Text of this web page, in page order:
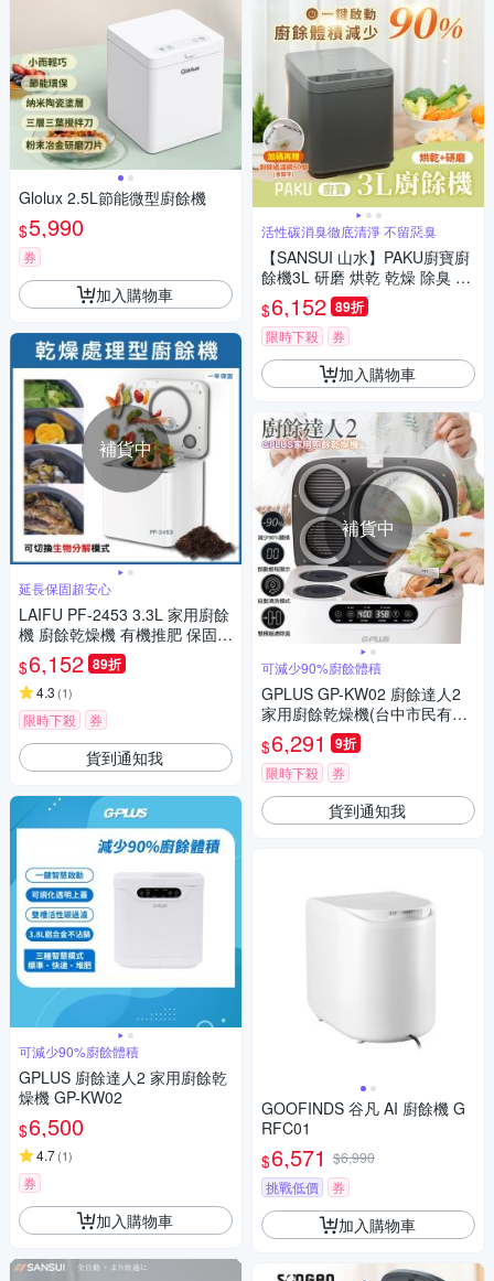
Glolux 2.5L節能微型廚餘機
$5,990
券
加入購物車
補貨中
延長保固超安心
LAIFU PF-2453 3.3L 家用廚餘
機 廚餘乾燥機 有機推肥 保固1
年【限時下殺】
$6,152 89折
4.3 (1)
限時下殺 券
貨到通知我
可減少90%廚餘體積
GPLUS 廚餘達人2 家用廚餘乾
燥機 GP-KW02
$6,500
4.7(1)
券
加入購物車
活性碳消臭徹底清淨 不留惡臭
【SANSUI 山水】PAKU廚寶廚
餘機3L 研磨 烘乾 乾燥 除臭 廚
餘機 廚餘處理機-時尚灰 SFP-
G3L
$6,152 89折
限時下殺 券
加入購物車
補貨中
可減少90%廚餘體積
GPLUS GP-KW02 廚餘達人2
家用廚餘乾燥機(台中市民有廚
餘機補助)
$6,291 9折
限時下殺 券
貨到通知我
GOOFINDS 谷凡 AI 廚餘機 G
RFC01
$6,571 $6,990
挑戰低價
券
加入購物車